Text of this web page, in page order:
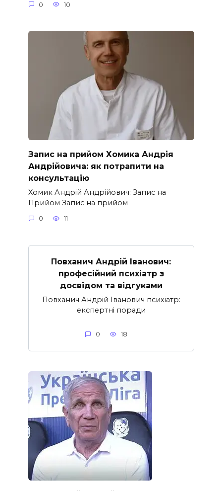
0 10
Запис на прийом Хомика Андрія
Андрійовича: як потрапити на
консультацію
Хомик Андрій Андрійович: Запис на
Прийом Запис на прийом
0 11
Повханич Андрій Іванович:
професійний психіатр з
досвідом та відгуками
Повханич Андрій Іванович психіатр:
експертні поради
0 18